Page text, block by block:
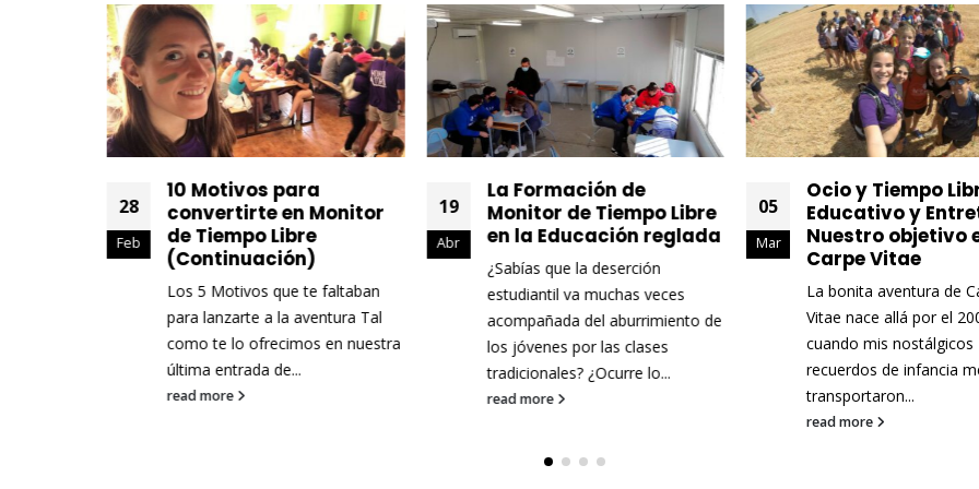
28
Feb
10 Motivos para
convertirte en Monitor
de Tiempo Libre
(Continuación)
Los 5 Motivos que te faltaban
para lanzarte a la aventura Tal
como te lo ofrecimos en nuestra
última entrada de...
read more
19
Abr
La Formación de
Monitor de Tiempo Libre
en la Educación reglada
¿Sabías que la deserción
estudiantil va muchas veces
acompañada del aburrimiento de
los jóvenes por las clases
tradicionales? ¿Ocurre lo...
read more
05
Mar
Ocio y Tiempo
Educativo y
Nuestro objetivo
Carpe Vitae
La bonita aventura de
Vitae nace allá por el
cuando mis nostálgicos
recuerdos de infancia
transportaron...
read more